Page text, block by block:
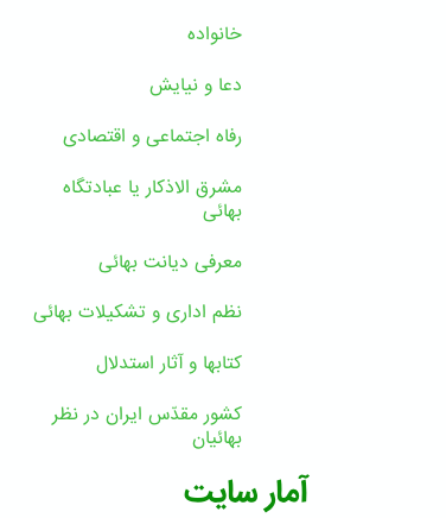
خانواده
دعا و نیایش
رفاه اجتماعی و اقتصادی
مشرق الاذکار یا عبادتگاه
بهائی
معرفی دیانت بهائی
نظم اداری و تشکیلات بهائی
کتابها و آثار استدلال
کشور مقدّس ایران در نظر
بهائیان
آمار سایت